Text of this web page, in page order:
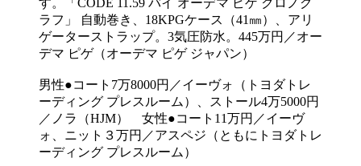
ラフ」 自動巻き、18KPGケース（41㎜）、アリ
ゲーターストラップ。3気圧防水。445万円／オー
デマ ピゲ（オーデマ ピゲ ジャパン）
男性●コート7万8000円／イーヴォ（トヨダトレ
ーディング プレスルーム）、ストール4万5000円
／ノラ（HJM） 女性●コート11万円／イーヴ
ォ、ニット３万円／アスペジ（ともにトヨダトレ
ーディング プレスルーム）